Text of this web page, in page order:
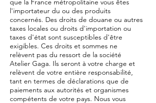
que la France métropolitaine vous êtes
l'importateur du ou des produits
concernés. Des droits de douane ou autres
taxes locales ou droits d'importation ou
taxes d'état sont susceptibles d'être
exigibles. Ces droits et sommes ne
relèvent pas du ressort de la société
Atelier Gaga. Ils seront à votre charge et
relèvent de votre entière responsabilité,
tant en termes de déclarations que de
paiements aux autorités et organismes
compétents de votre pays. Nous vous